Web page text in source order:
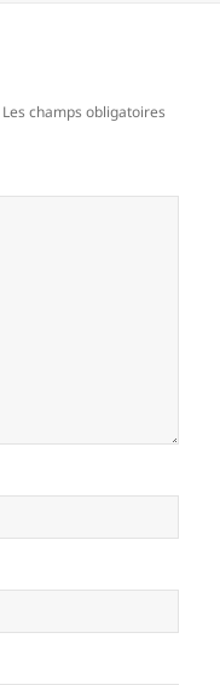
Les champs obligatoires